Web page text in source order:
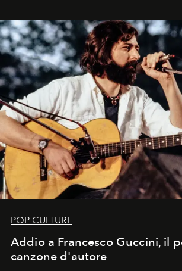
uno dei documenti più contemporanei
POP CULTURE
Addio a Francesco Guccini, il
canzone d'autore